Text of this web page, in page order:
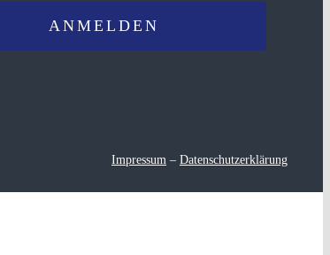
Impressum– Datenschutzerklärung